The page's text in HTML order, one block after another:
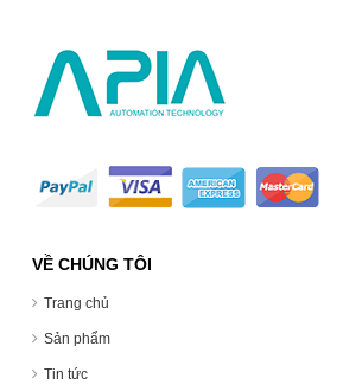
VỀ CHÚNG TÔI
Trang chủ
Sản phẩm
Tin tức